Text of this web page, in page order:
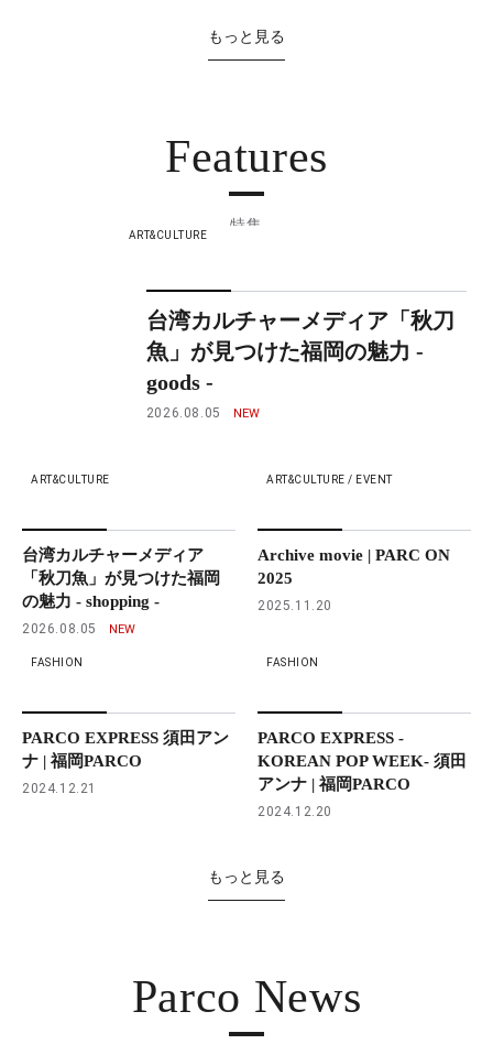
もっと見る
Features
特集
ART&CULTURE
台湾カルチャーメディア「秋刀
魚」が見つけた福岡の魅力 -
goods -
2026.08.05
ART&CULTURE
台湾カルチャーメディア
「秋刀魚」が見つけた福岡
の魅力 - shopping -
2026.08.05
ART&CULTURE / EVENT
Archive movie | PARC ON
2025
2025.11.20
FASHION
PARCO EXPRESS 須田アン
ナ | 福岡PARCO
2024.12.21
FASHION
PARCO EXPRESS -
KOREAN POP WEEK- 須田
アンナ | 福岡PARCO
2024.12.20
もっと見る
Parco News